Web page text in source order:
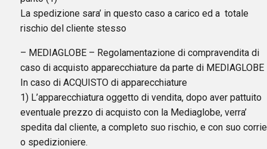
La spedizione sara’ in questo caso a carico ed a totale
rischio del cliente stesso
– MEDIAGLOBE – Regolamentazione di compravendita di
caso di acquisto apparecchiature da parte di MEDIAGLOBE
In caso di ACQUISTO di apparecchiature
1) L’apparecchiatura oggetto di vendita, dopo aver pattuito
eventuale prezzo di acquisto con la Mediaglobe, verra’
spedita dal cliente, a completo suo rischio, e con suo
o spedizioniere.